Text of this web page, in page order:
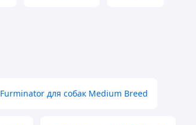
Furminator для собак Medium Breed